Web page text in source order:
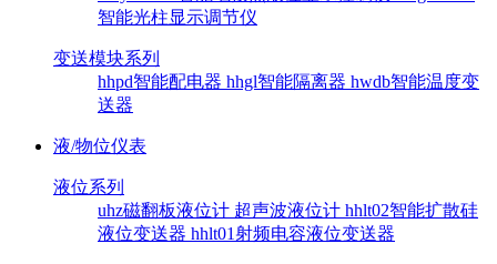
智能光柱显示调节仪
变送模块系列
hhpd智能配电器 hhgl智能隔离器 hwdb智能温度变
送器
液/物位仪表
液位系列
uhz磁翻板液位计 超声波液位计 hhlt02智能扩散硅
液位变送器 hhlt01射频电容液位变送器